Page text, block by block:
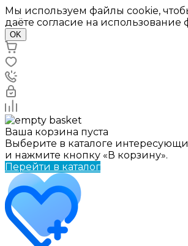
Мы используем файлы cookie,
даёте согласие на использование
OK
Ваша корзина пуста
Выберите в каталоге
и нажмите кнопку «В корзину».
Перейти в каталог